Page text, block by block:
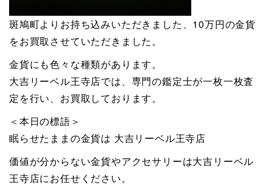
斑鳩町よりお持ち込みいただきました、10万円の金貨
をお買取させていただきました。
金貨にも色々な種類があります。
大吉リーベル王寺店では、専門の鑑定士が一枚一枚査
定を行い、お買取しております。
＜本日の標語＞
眠らせたままの金貨は 大吉リーベル王寺店
価値が分からない金貨やアクセサリーは大吉リーベル
王寺店にお任せください。